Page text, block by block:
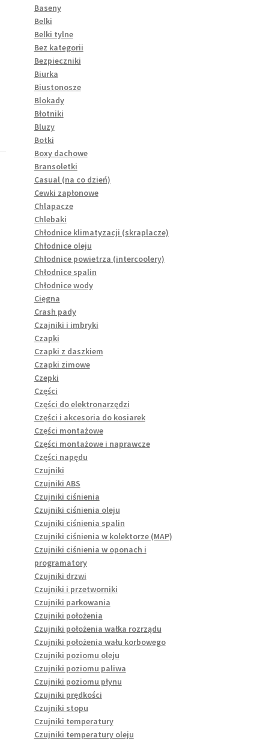
Baseny
Belki
Belki tylne
Bez kategorii
Bezpieczniki
Biurka
Biustonosze
Blokady
Błotniki
Bluzy
Botki
Boxy dachowe
Bransoletki
Casual (na co dzień)
Cewki zapłonowe
Chlapacze
Chlebaki
Chłodnice klimatyzacji (skraplacze)
Chłodnice oleju
Chłodnice powietrza (intercoolery)
Chłodnice spalin
Chłodnice wody
Cięgna
Crash pady
Czajniki i imbryki
Czapki
Czapki z daszkiem
Czapki zimowe
Czepki
Części
Części do elektronarzędzi
Części i akcesoria do kosiarek
Części montażowe
Części montażowe i naprawcze
Części napędu
Czujniki
Czujniki ABS
Czujniki ciśnienia
Czujniki ciśnienia oleju
Czujniki ciśnienia spalin
Czujniki ciśnienia w kolektorze (MAP)
Czujniki ciśnienia w oponach i
programatory
Czujniki drzwi
Czujniki i przetworniki
Czujniki parkowania
Czujniki położenia
Czujniki położenia wałka rozrządu
Czujniki położenia wału korbowego
Czujniki poziomu oleju
Czujniki poziomu paliwa
Czujniki poziomu płynu
Czujniki prędkości
Czujniki stopu
Czujniki temperatury
Czujniki temperatury oleju